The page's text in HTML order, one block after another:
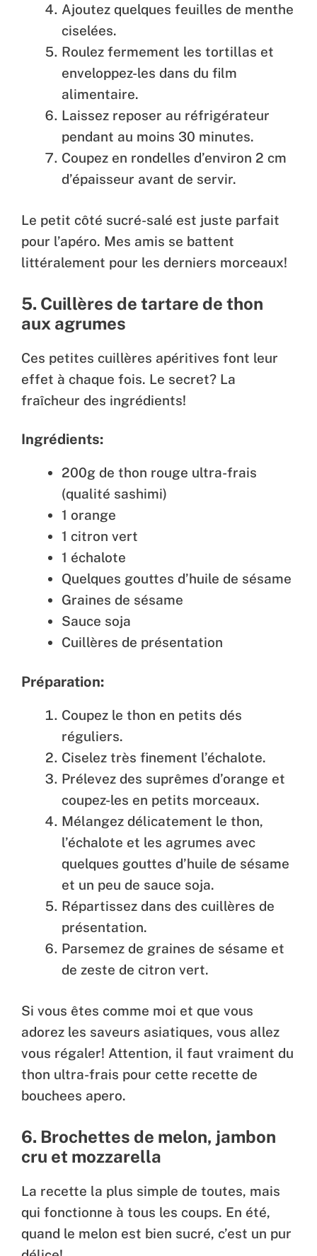
Ajoutez quelques feuilles de menthe
ciselées.
Roulez fermement les tortillas et
enveloppez-les dans du film
alimentaire.
Laissez reposer au réfrigérateur
pendant au moins 30 minutes.
Coupez en rondelles d’environ 2 cm
d’épaisseur avant de servir.
Le petit côté sucré-salé est juste parfait
pour l’apéro. Mes amis se battent
littéralement pour les derniers morceaux!
5. Cuillères de tartare de thon
aux agrumes
Ces petites cuillères apéritives font leur
effet à chaque fois. Le secret? La
fraîcheur des ingrédients!
Ingrédients:
200g de thon rouge ultra-frais
(qualité sashimi)
1 orange
1 citron vert
1 échalote
Quelques gouttes d’huile de sésame
Graines de sésame
Sauce soja
Cuillères de présentation
Préparation:
Coupez le thon en petits dés
réguliers.
Ciselez très finement l’échalote.
Prélevez des suprêmes d’orange et
coupez-les en petits morceaux.
Mélangez délicatement le thon,
l’échalote et les agrumes avec
quelques gouttes d’huile de sésame
et un peu de sauce soja.
Répartissez dans des cuillères de
présentation.
Parsemez de graines de sésame et
de zeste de citron vert.
Si vous êtes comme moi et que vous
adorez les saveurs asiatiques, vous allez
vous régaler! Attention, il faut vraiment du
thon ultra-frais pour cette recette de
bouchees apero.
6. Brochettes de melon, jambon
cru et mozzarella
La recette la plus simple de toutes, mais
qui fonctionne à tous les coups. En été,
quand le melon est bien sucré, c’est un pur